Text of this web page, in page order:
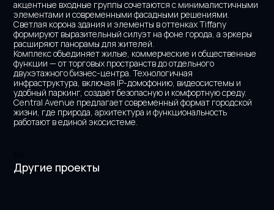
акцентные входные группы сочетаются с минималистичными
элементами и современными фасадными решениями.
Светлая корона здания и элементы в оттенках Tiffany
формируют выразительный силуэт на фоне города, а эркеры
расширяют панорамы для жителей.
Комплекс объединяет жилые, коммерческие и общественные
функции — от торговых пространств до отдельного
двухэтажного бизнес-центра. Технологичная
инфраструктура, включая IP-домофонию, видеосистемы и
удобный паркинг, создаёт безопасную и комфортную среду.
Central Avenue предлагает современный формат городской
жизни, где природа, архитектура и функциональность
работают в единой экосистеме.
Другие проекты